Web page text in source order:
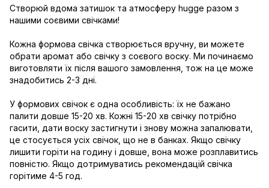
Створюй вдома затишок та атмосферу hugge разом з
нашими соєвими свічками!
Кожна формова свічка створюється вручну, ви можете
обрати аромат або свічку з соєвого воску. Ми починаємо
виготовляти їх після вашого замовлення, тож на це може
знадобитись 2-3 дні.
У формових свічок є одна особливість: їх не бажано
палити довше 15-20 хв. Кожні 15-20 хв свічку потрібно
гасити, дати воску застигнути і знову можна запалювати,
це стосується усіх свічок, що не в банках. Якщо свічку
лишити горіти на годину і довше, вона може розплавитись
повністю. Якщо дотримуватись рекомендацій свічка
горітиме 4-5 год.